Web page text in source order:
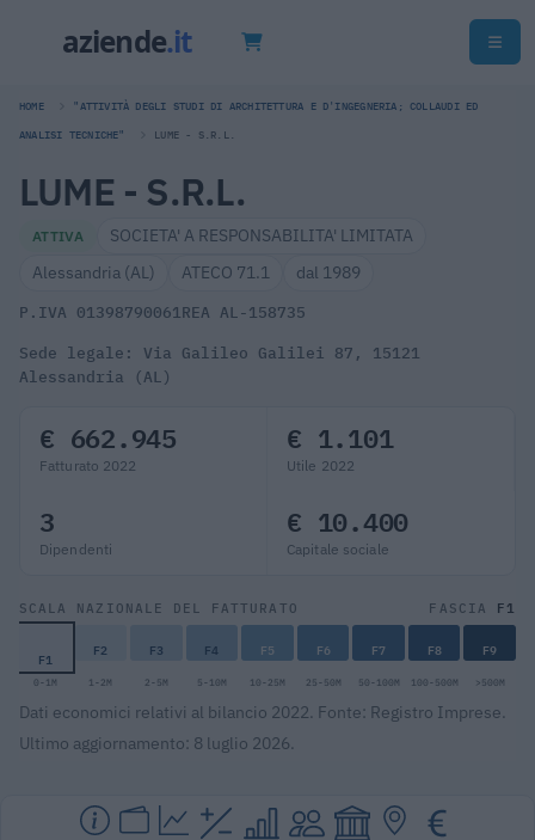
HOME "ATTIVITÀ DEGLI STUDI DI ARCHITETTURA E D'INGEGNERIA; COLLAUDI ED
ANALISI TECNICHE" LUME - S.R.L.
LUME - S.R.L.
ATTIVA
SOCIETA' A RESPONSABILITA' LIMITATA
Alessandria (AL)
ATECO 71.1 dal 1989
P.IVA 01398790061REA AL-158735
Sede legale: Via Galileo Galilei 87, 15121
Alessandria (AL)
€ 662.945
Fatturato 2022
€ 1.101
Utile 2022
3
Dipendenti
€ 10.400
Capitale sociale
SCALA NAZIONALE DEL FATTURATO FASCIA F1
F1 F2 F3 F4 F5 F6 F7 F8 F9
0-1M 1-2M 2-5M 5-10M 10-25M 25-50M 50-100M 100-500M >500M
Dati economici relativi al bilancio 2022. Fonte: Registro Imprese.
Ultimo aggiornamento: 8 luglio 2026.